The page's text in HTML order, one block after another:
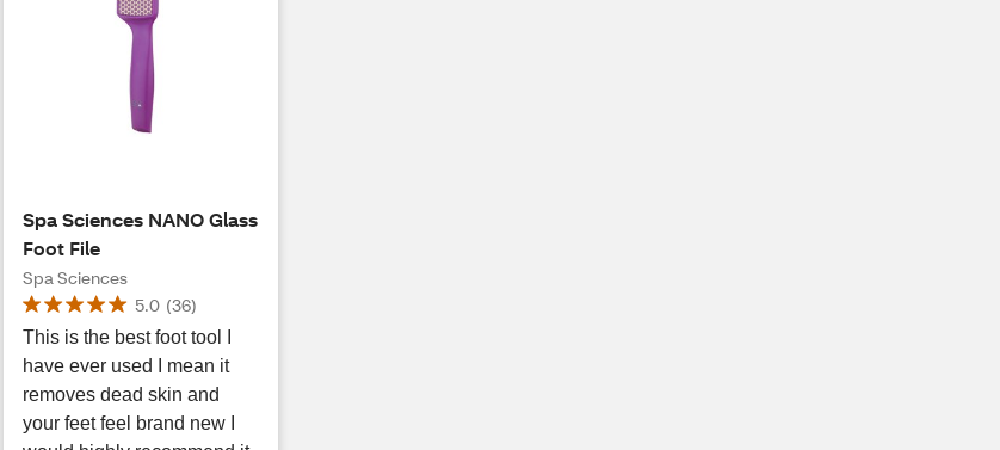
Spa Sciences NANO Glass
Foot File
Spa Sciences
5.0 (36)
This is the best foot tool I
have ever used I mean it
removes dead skin and
your feet feel brand new I